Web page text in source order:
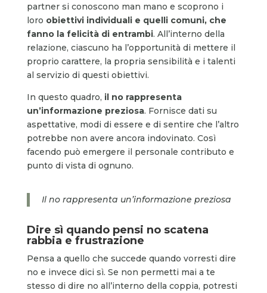
partner si conoscono man mano e scoprono i
loro obiettivi individuali e quelli comuni, che
fanno la felicità di entrambi. All’interno della
relazione, ciascuno ha l’opportunità di mettere il
proprio carattere, la propria sensibilità e i talenti
al servizio di questi obiettivi.
In questo quadro, il no rappresenta
un’informazione preziosa. Fornisce dati su
aspettative, modi di essere e di sentire che l’altro
potrebbe non avere ancora indovinato. Così
facendo può emergere il personale contributo e
punto di vista di ognuno.
Il no rappresenta un’informazione preziosa
Dire sì quando pensi no scatena
rabbia e frustrazione
Pensa a quello che succede quando vorresti dire
no e invece dici sì. Se non permetti mai a te
stesso di dire no all’interno della coppia, potresti